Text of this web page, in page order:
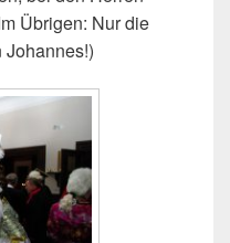
Übrigen: Nur die